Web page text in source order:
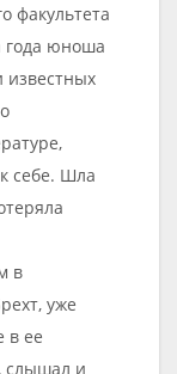
факультета
года юноша
известных
себе. Шла
в
уже
в ее
слышал и